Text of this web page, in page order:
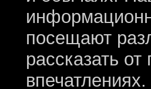
посещают
рассказать
впечатлениях.